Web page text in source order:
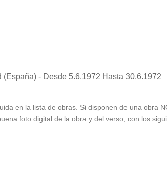
(España) - Desde 5.6.1972 Hasta 30.6.1972
en la lista de obras. Si disponen de una obra
foto digital de la obra y del verso, con los